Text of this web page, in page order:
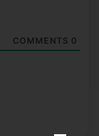
0